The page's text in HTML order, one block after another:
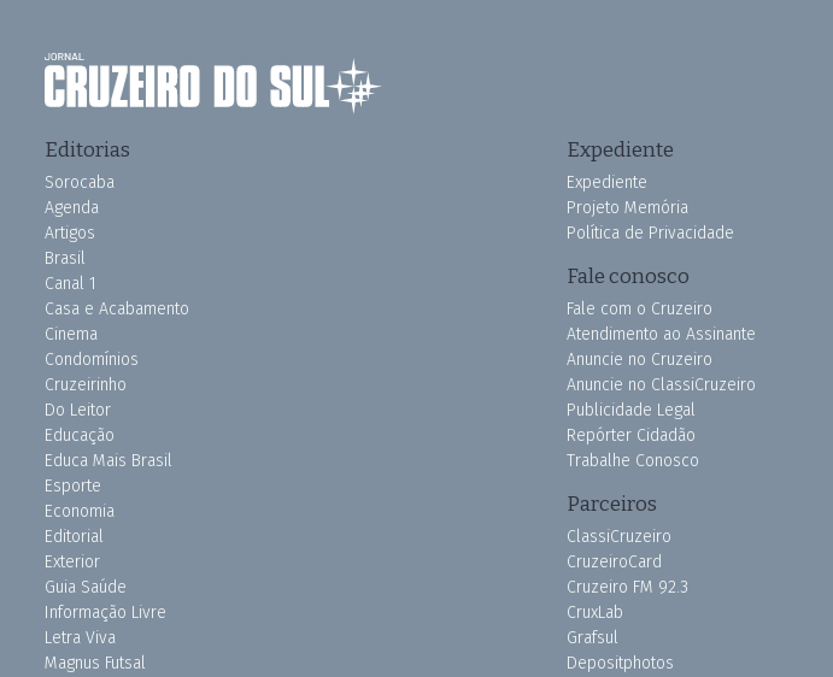
Editorias
Sorocaba
Agenda
Artigos
Brasil
Canal 1
Casa e Acabamento
Cinema
Condomínios
Cruzeirinho
Do Leitor
Educação
Educa Mais Brasil
Esporte
Economia
Editorial
Exterior
Guia Saúde
Informação Livre
Letra Viva
Magnus Futsal
Expediente
Expediente
Projeto Memória
Política de Privacidade
Fale conosco
Fale com o Cruzeiro
Atendimento ao Assinante
Anuncie no Cruzeiro
Anuncie no ClassiCruzeiro
Publicidade Legal
Repórter Cidadão
Trabalhe Conosco
Parceiros
ClassiCruzeiro
CruzeiroCard
Cruzeiro FM 92.3
CruxLab
Grafsul
Depositphotos